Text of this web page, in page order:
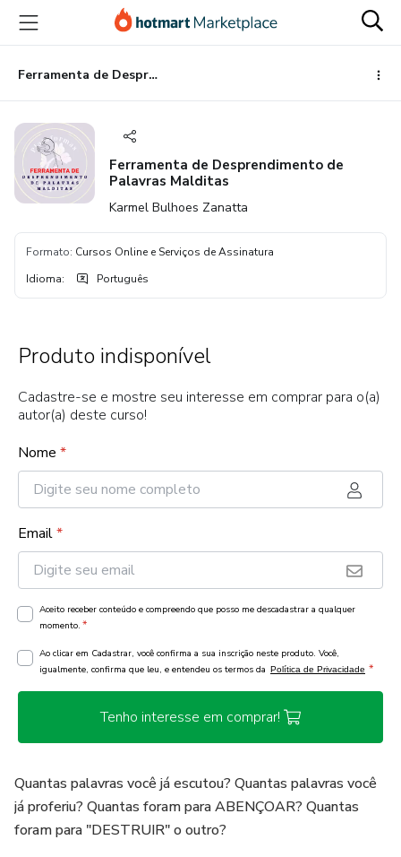
para
conteúdo
principal
para
pagamento
para
rodapé
Ferramenta de Desprendimento de Palavras Malditas
Ferramenta de Desprendimento de
Palavras Malditas
Karmel Bulhoes Zanatta
Formato: Cursos Online e Serviços de Assinatura
Idioma: Português
Produto indisponível
Cadastre-se e mostre seu interesse em comprar para o(a)
autor(a) deste curso!
Nome *
Email*
Aceito receber conteúdo e compreendo que posso me descadastrar a qualquer
momento. *
Ao clicar em Cadastrar, você confirma a sua inscrição neste produto. Você,
igualmente, confirma que leu, e entendeu os termos da Política de Privacidade *
Tenho interesse em comprar!
Quantas palavras você já escutou? Quantas palavras você
já proferiu? Quantas foram para ABENÇOAR? Quantas
foram para "DESTRUIR" o outro?